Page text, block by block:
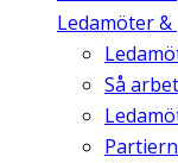
Ledamöter
Så